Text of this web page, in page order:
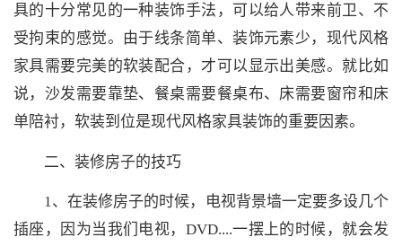
具的十分常见的一种装饰手法，可以给人带来前卫、不
受拘束的感觉。由于线条简单、装饰元素少，现代风格
家具需要完美的软装配合，才可以显示出美感。就比如
说，沙发需要靠垫、餐桌需要餐桌布、床需要窗帘和床
单陪衬，软装到位是现代风格家具装饰的重要因素。
二、装修房子的技巧
1、在装修房子的时候，电视背景墙一定要多设几个
插座，因为当我们电视，DVD....一摆上的时候，就会发